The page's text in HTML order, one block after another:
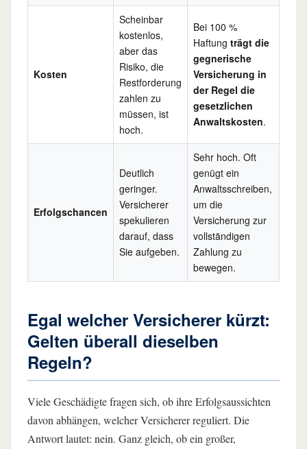
Kosten
Scheinbar
kostenlos,
aber das
Risiko, die
Restforderung
zahlen zu
müssen, ist
hoch.
Bei 100 %
Haftung trägt die
gegnerische
Versicherung in
der Regel die
gesetzlichen
Anwaltskosten.
Erfolgschancen
Deutlich
geringer.
Versicherer
spekulieren
darauf, dass
Sie aufgeben.
Sehr hoch. Oft
genügt ein
Anwaltsschreiben,
um die
Versicherung zur
vollständigen
Zahlung zu
bewegen.
Egal welcher Versicherer kürzt:
Gelten überall dieselben
Regeln?
Viele Geschädigte fragen sich, ob ihre Erfolgsaussichten
davon abhängen, welcher Versicherer reguliert. Die
Antwort lautet: nein. Ganz gleich, ob ein großer,